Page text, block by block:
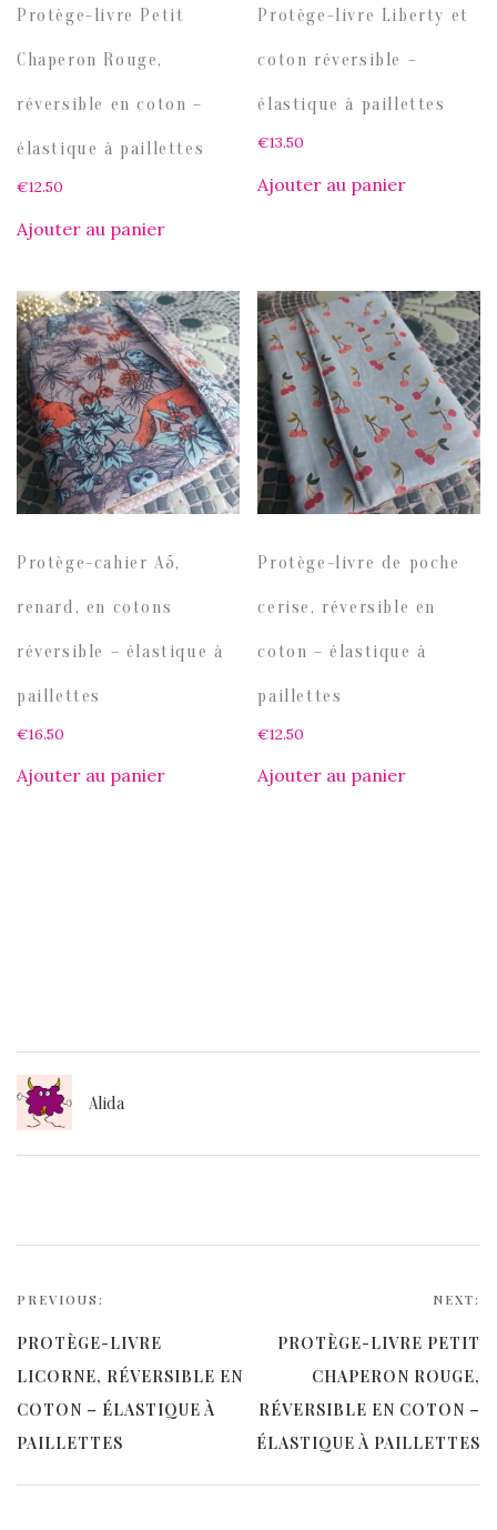
Protège-livre Petit
Chaperon Rouge,
réversible en coton –
élastique à paillettes
€12.50
Ajouter au panier
Protège-livre Liberty et
coton réversible –
élastique à paillettes
€13.50
Ajouter au panier
Protège-cahier A5,
renard, en cotons
réversible – élastique à
paillettes
€16.50
Ajouter au panier
Protège-livre de poche
cerise, réversible en
coton – élastique à
paillettes
€12.50
Ajouter au panier
Alida
de
l’article
PREVIOUS:
PROTÈGE-LIVRE
LICORNE, RÉVERSIBLE EN
COTON – ÉLASTIQUE À
PAILLETTES
NEXT:
PROTÈGE-LIVRE PETIT
CHAPERON ROUGE,
RÉVERSIBLE EN COTON –
ÉLASTIQUE À PAILLETTES